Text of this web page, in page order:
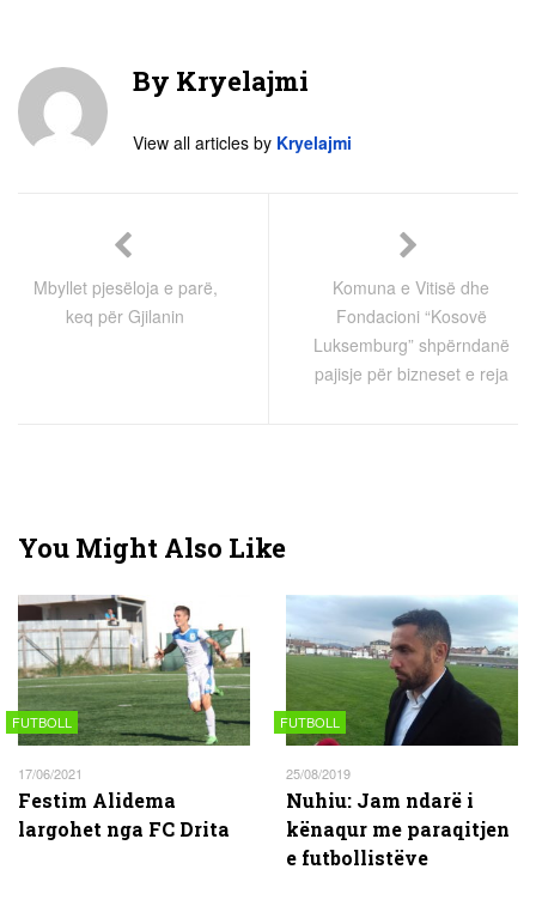
By Kryelajmi
View all articles by Kryelajmi
Mbyllet pjesëloja e parë,
keq për Gjilanin
Komuna e Vitisë dhe
Fondacioni “Kosovë
Luksemburg” shpërndanë
pajisje për bizneset e reja
You Might Also Like
FUTBOLL
17/06/2021
Festim Alidema
largohet nga FC Drita
FUTBOLL
25/08/2019
Nuhiu: Jam ndarë i
kënaqur me paraqitjen
e futbollistëve